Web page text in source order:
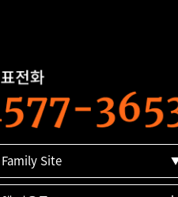
Family Site